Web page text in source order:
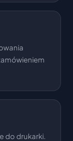
do drukarki.